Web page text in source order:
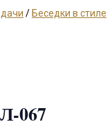
/ Беседки в стиле
067